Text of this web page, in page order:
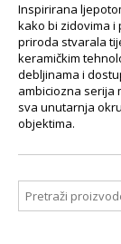
Inspirirana
kako bi zidovima
priroda stvarala
keramičkim
debljinama i
ambiciozna serija
sva unutarnja
objektima.